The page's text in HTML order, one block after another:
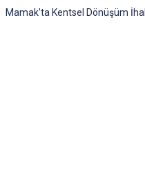
Mamak'ta Kentsel Dönüşüm